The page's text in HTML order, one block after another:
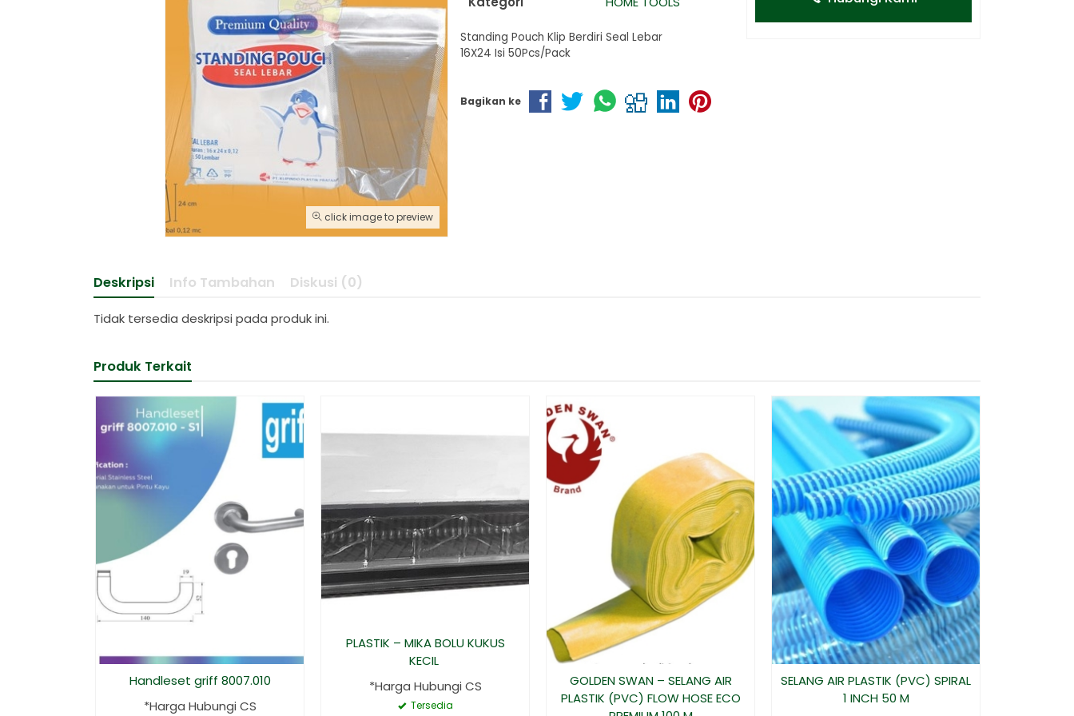
KRISBOW EXPLOSION PROOF FLASHLIGHT 4XAA HANDHELD 1....
Lemari Obat / Lemari Instrumen Besi 2 Pintu....
click image to preview
Standing Pouch Klip Berdiri Seal Lebar
16X24 Isi 50Pcs/Pack
Bagikan ke
Deskripsi Info Tambahan Diskusi (0)
Tidak tersedia deskripsi pada produk ini.
Produk Terkait
Handleset griff 8007.010
*Harga Hubungi CS
PLASTIK – MIKA BOLU KUKUS
KECIL
*Harga Hubungi CS
Tersedia
GOLDEN SWAN – SELANG AIR
PLASTIK (PVC) FLOW HOSE ECO
SELANG AIR PLASTIK (PVC) SPIRAL
1 INCH 50 M